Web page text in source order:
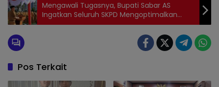
Mengawali Tugasnya, Bupati Sabar AS
Ingatkan Seluruh SKPD Mengoptimalkan
Kinerjanya, Saat Pimpin Apel Organik ASN
Pos Terkait